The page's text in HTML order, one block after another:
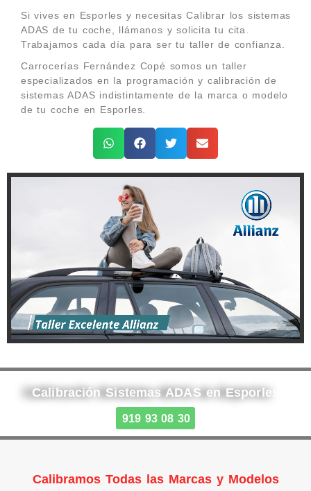
Si vives en Esporles y necesitas Calibrar los sistemas
ADAS de tu coche, llámanos y solicita tu cita.
Trabajamos cada día para ser tu taller de confianza.
Carrocerías Fernández Copé somos un taller
especializados en la programación y calibración de
sistemas ADAS indistintamente de la marca o modelo
de tu coche en Esporles.
Calibración Sistemas ADAS en Esporles
919 93 08 30
Calibramos Todas las Marcas y Modelos